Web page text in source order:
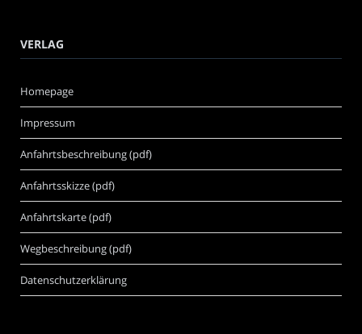
VERLAG
Homepage
Impressum
Anfahrtsbeschreibung (pdf)
Anfahrtsskizze (pdf)
Anfahrtskarte (pdf)
Wegbeschreibung (pdf)
Datenschutzerklärung